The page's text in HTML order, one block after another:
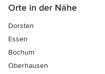
Orte in der Nähe
Dorsten
Essen
Bochum
Oberhausen